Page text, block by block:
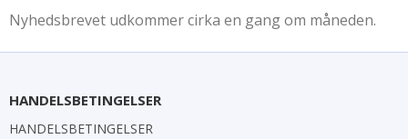
Nyhedsbrevet udkommer cirka en gang om måneden.
HANDELSBETINGELSER
HANDELSBETINGELSER